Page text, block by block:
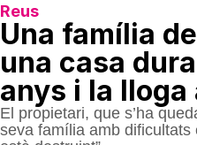
Reus
Una família
una casa
anys i la lloga
El propietari, que s’ha
seva família amb dificultats